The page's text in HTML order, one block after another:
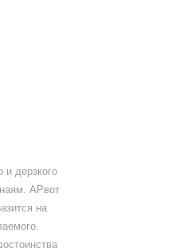
и дерзкого
АPвот
на